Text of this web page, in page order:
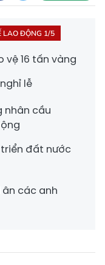
LAO ĐỘNG 1/5
vệ 16 tấn vàng
lễ
nhân cầu
đất nước
các anh